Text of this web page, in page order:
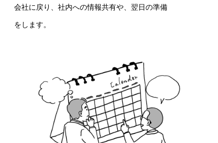
会社に戻り、社内への情報共有や、翌日の準備
をします。